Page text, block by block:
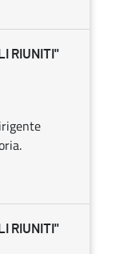
RIUNITI"
RIUNITI"